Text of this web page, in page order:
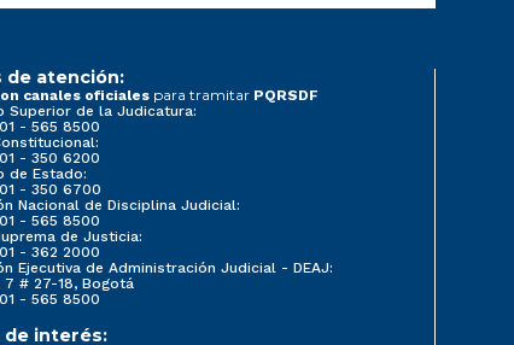
de atención:
canales oficiales para tramitar PQRSDF
Superior de la Judicatura:
- 565 8500
- 350 6200
de Estado:
- 350 6700
Nacional de Disciplina Judicial:
- 565 8500
de Justicia:
- 362 2000
Ejecutiva de Administración Judicial - DEAJ:
7 # 27-18, Bogotá
- 565 8500
de interés: